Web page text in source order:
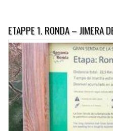
ETAPPE 1. RONDA – JIMERA